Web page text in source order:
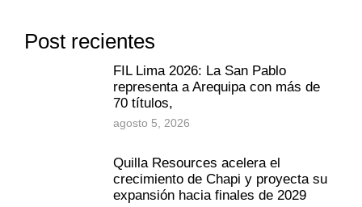
Post recientes
FIL Lima 2026: La San Pablo
representa a Arequipa con más de
70 títulos,
agosto 5, 2026
Quilla Resources acelera el
crecimiento de Chapi y proyecta su
expansión hacia finales de 2029